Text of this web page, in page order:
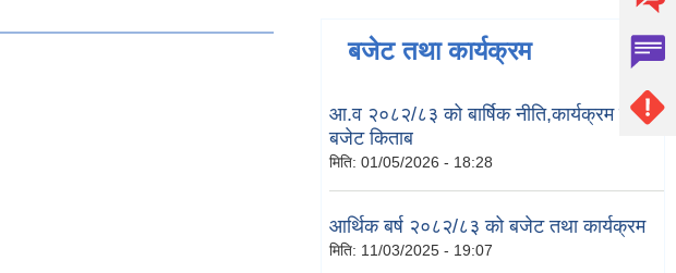
बजेट तथा कार्यक्रम
आ.व २०८२/८३ को बार्षिक नीति,कार्यक्रम तथा
बजेट किताब
मिति: 01/05/2026 - 18:28
आर्थिक बर्ष २०८२/८३ को बजेट तथा कार्यक्रम
मिति: 11/03/2025 - 19:07